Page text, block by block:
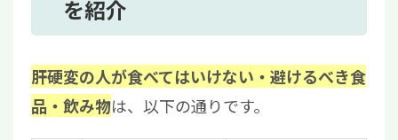
を紹介
肝硬変の人が食べてはいけない・避けるべき食
品・飲み物は、以下の通りです。